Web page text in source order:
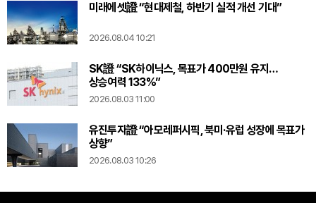
미래에셋證 “현대제철, 하반기 실적 개선 기대”
2026.08.04 10:21
SK證 “SK하이닉스, 목표가 400만원 유지…
상승여력 133%”
2026.08.03 11:00
유진투자證 “아모레퍼시픽, 북미·유럽 성장에 목표가
상향”
2026.08.03 10:26